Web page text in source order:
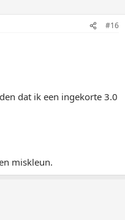
#16
dat ik een ingekorte 3.0
miskleun.